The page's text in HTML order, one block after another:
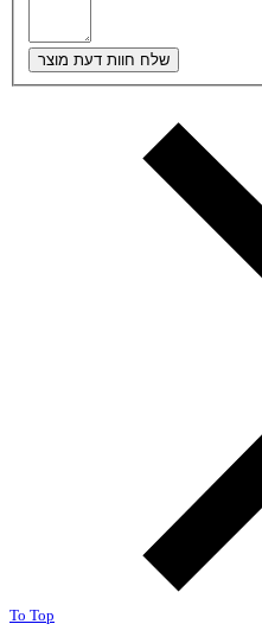
שלח חוות דעת מוצר
To Top